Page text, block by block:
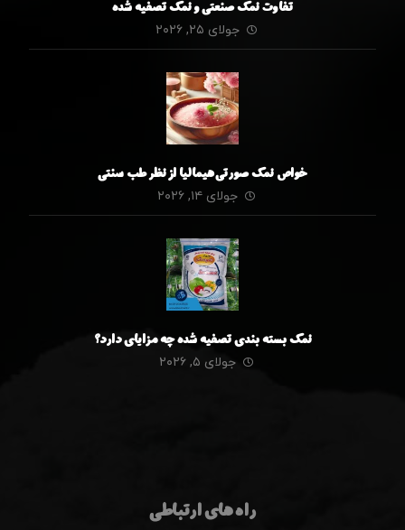
تفاوت نمک صنعتی و نمک تصفیه شده
جولای ۲۵, ۲۰۲۶
خواص نمک صورتی هیمالیا از نظر طب سنتی
جولای ۱۴, ۲۰۲۶
نمک بسته بندی تصفیه شده چه مزایای دارد؟
جولای ۵, ۲۰۲۶
راه های ارتباطی